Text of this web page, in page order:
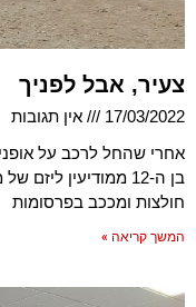
צעיר, אבל לפניך
17/03/2022
אין תגובות
אחרי שהחל לרכב על
בן ה-12 ממודיעין
חולצות ומככב בפרסומות
המשך קריאה »